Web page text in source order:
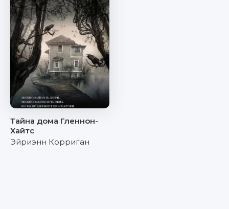
Тайна дома Гленнон-
Хайтс
Эйриэнн Корриган